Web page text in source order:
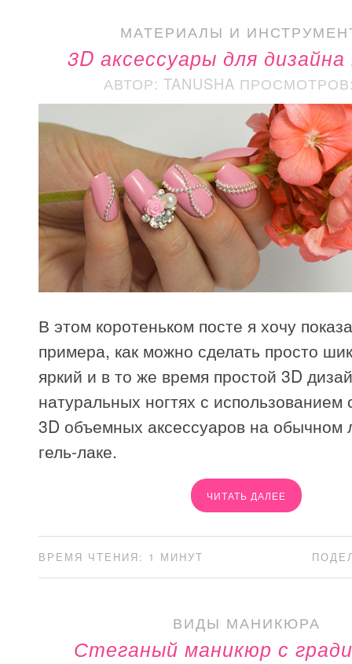
МАТЕРИАЛЫ И
3D аксессуары для
АВТОР: TANUSHA
В этом коротеньком посте я хочу
примера, как можно сделать просто
яркий и в то же время простой 3D
натуральных ногтях с использованием
3D объемных аксессуаров на обычном
гель-лаке.
ЧИТАТЬ ДАЛЕЕ
ВРЕМЯ ЧТЕНИЯ: 1 МИНУТ
ВИДЫ МАНИКЮРА
Стеганый маникюр с